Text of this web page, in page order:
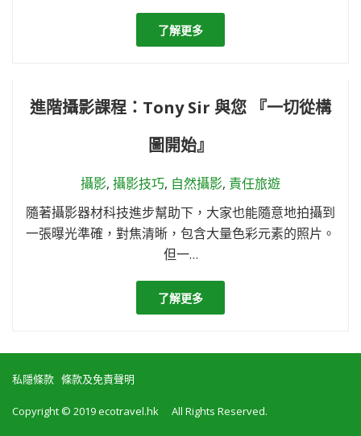
了解更多
進階攝影課程：Tony Sir 與您 『一切從構
圖開始』
攝影, 攝影技巧, 自然攝影, 責任旅遊
隨著攝影器材科技進步幫助下，大家也能隨意地拍攝到
一張曝光準確，對焦清晰，包含大量色彩元素的照片。
但一…
了解更多
私隱條款 條款及免責聲明
Copyright © 2019 ecotravel.hk All Rights Reserved.